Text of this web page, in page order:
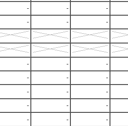
- -
-
- -
-
- -
-
- -
-
- -
-
- -
-
- -
-